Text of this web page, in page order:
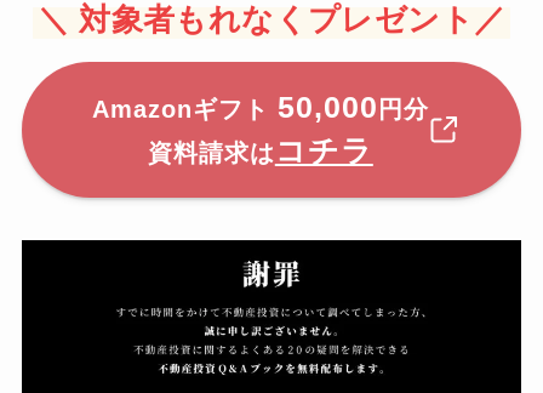
＼ 対象者もれなくプレゼント／
Amazonギフト 50,000 円分
資料請求は コチラ